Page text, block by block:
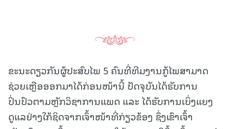
ຂະນະດຽວກັນຜູ້ປະສົບໄພ 5 ຄົນທີ່ທີມງານກູ້ໄພສາມາດ
ຊ່ວຍເຫຼືອອອກມາໄດ້ກ່ອນໜ້ານີ້ ປັດຈຸບັນໄດ້ຮັບການ
ປິ່ນປົວຕາມຫຼັກວິຊາການແພດ ແລະ ໄດ້ຮັບການເບິ່ງແຍງ
ດູແລຢ່າງໃກ້ຊິດຈາກເຈົ້າໜ້າທີ່ກ່ຽວຂ້ອງ ຊຶ່ງເຂົາເຈົ້າ